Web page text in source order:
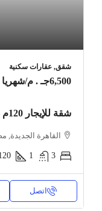
شقق, عقارات سكنية
6,500جـ . م /شهريا
شقة للإيجار 120م بحري بمدينة المستقبل – قطاع 700
القاهرة الجديدة,
3
1
اتصل